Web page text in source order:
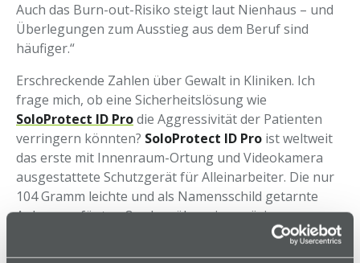
Auch das Burn-out-Risiko steigt laut Nienhaus – und
Überlegungen zum Ausstieg aus dem Beruf sind
häufiger.“
Erschreckende Zahlen über Gewalt in Kliniken. Ich
frage mich, ob eine Sicherheitslösung wie
SoloProtect ID Prodie Aggressivität der Patienten
verringern könnten? SoloProtect ID Pro ist weltweit
das erste mit Innenraum-Ortung und Videokamera
ausgestattete Schutzgerät für Alleinarbeiter. Die nur
104 Gramm leichte und als Namensschild getarnte
Anlage verfügt außerdem über eine präzise
Risikobenachrichtigungsfunktion.